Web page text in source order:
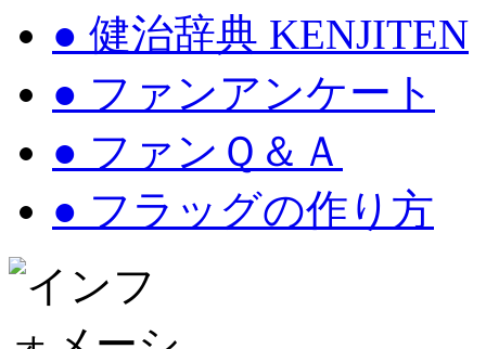
● 健治辞典 KENJITEN
● ファンアンケート
● ファンＱ＆Ａ
● フラッグの作り方